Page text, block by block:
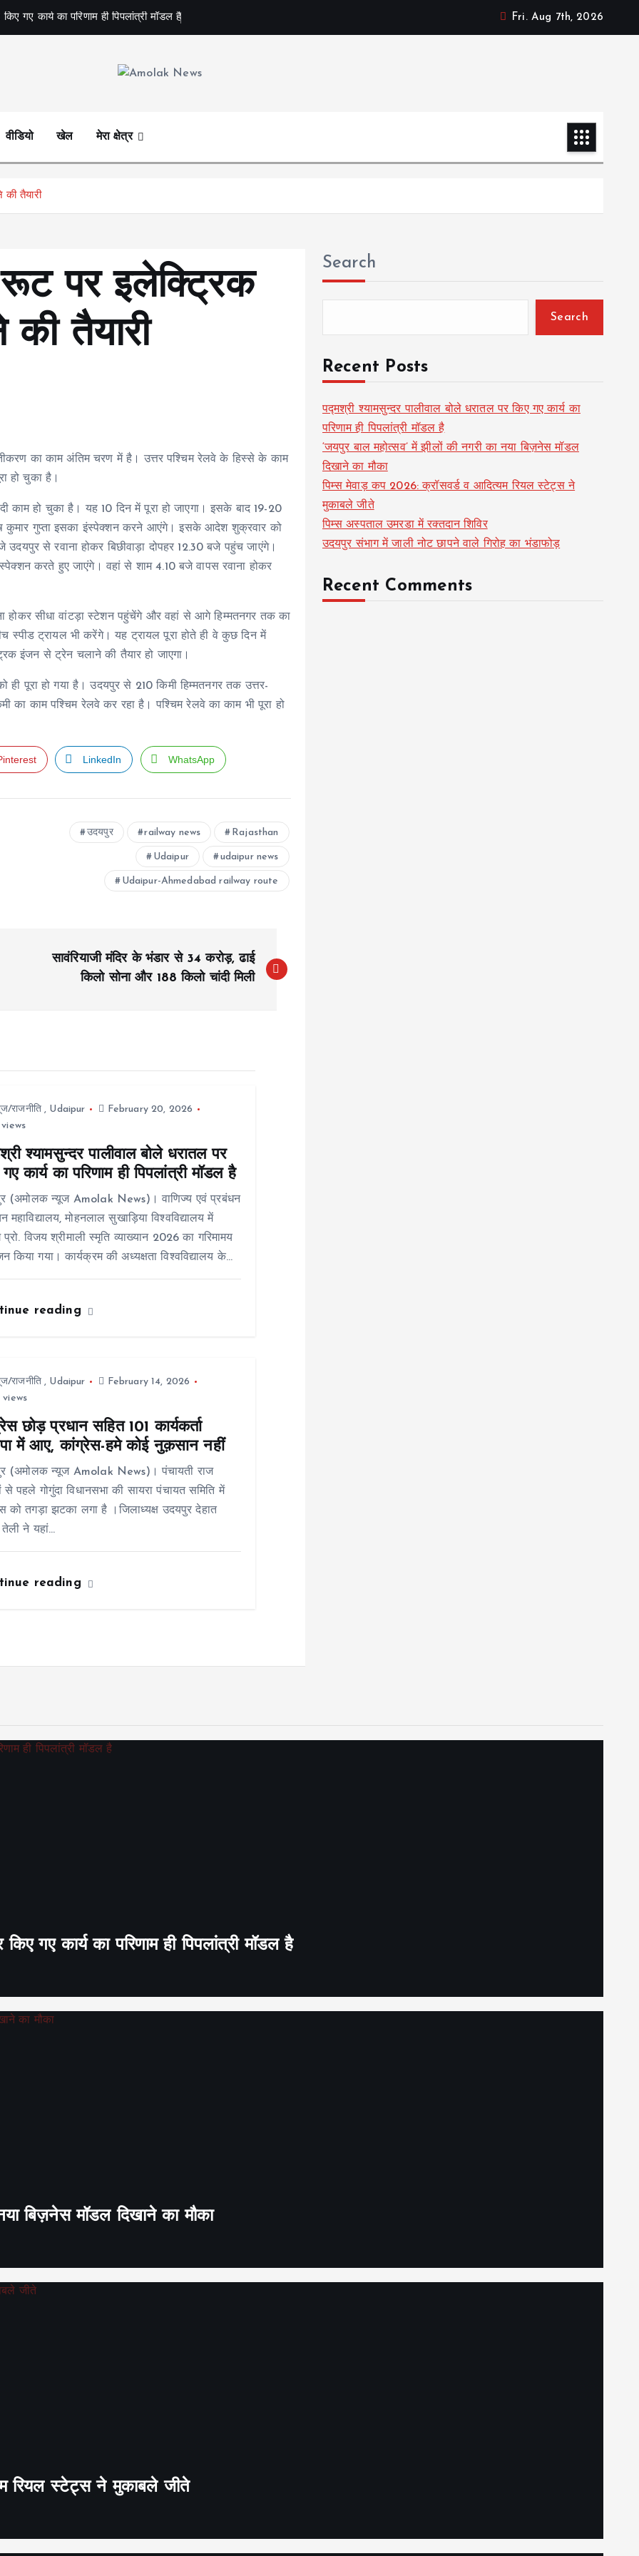
गए कार्य का परिणाम ही पिपलांत्री मॉडल है Fri. Aug 7th, 2026
वीडियो खेल मेरा क्षेत्र
तैयारी
रूट पर इलेक्ट्रिक
तैयारी
का काम अंतिम चरण में है। उत्तर पश्चिम रेलवे के हिस्से के काम
हो चुका है।
काम हो चुका है। यह 10 दिन में पूरा हो जाएगा। इसके बाद 19-20
कुमार गुप्ता इसका इंस्पेक्शन करने आएंगे। इसके आदेश शुक्रवार को
से रवाना होकर बिछीवाड़ा दोपहर 12.30 बजे पहुंच जाएंगे।
करते हुए जाएंगे। वहां से शाम 4.10 बजे वापस रवाना होकर
सीधा वांटड़ा स्टेशन पहुंचेंगे और वहां से आगे हिम्मतनगर तक का
स्पीड ट्रायल भी करेंगे। यह ट्रायल पूरा होते ही वे कुछ दिन में
इंजन से ट्रेन चलाने की तैयार हो जाएगा।
ही पूरा हो गया है। उदयपुर से 210 किमी हिम्मतनगर तक उत्तर-
काम पश्चिम रेलवे कर रहा है। पश्चिम रेलवे का काम भी पूरा हो
LinkedIn WhatsApp
उदयपुर railway news Rajasthan
Udaipur udaipur news
Udaipur-Ahmedabad railway route
सावंरियाजी मंदिर के भंडार से 34 करोड़, ढाई
किलो सोना और 188 किलो चांदी मिली
राजनीति, Udaipur
February 20, 2026
views
श्यामसुन्दर पालीवाल बोले धरातल पर
कार्य का परिणाम ही पिपलांत्री मॉडल है
(अमोलक न्यूज Amolak News)। वाणिज्य एवं प्रबंधन
महाविद्यालय, मोहनलाल सुखाड़िया विश्वविद्यालय में
विजय श्रीमाली स्मृति व्याख्यान 2026 का गरिमामय
किया गया। कार्यक्रम की अध्यक्षता विश्वविद्यालय के…
reading
राजनीति, Udaipur
February 14, 2026
views
छोड़ प्रधान सहित 101 कार्यकर्ता
में आए, कांग्रेस-हमे कोई नुक़सान नहीं
(अमोलक न्यूज Amolak News)। पंचायती राज
से पहले गोगुंदा विधानसभा की सायरा पंचायत समिति में
को तगड़ा झटका लगा है ।जिलाध्यक्ष उदयपुर देहात
तेली ने यहां…
reading
Search
Search
Recent Posts
पद्मश्री श्यामसुन्दर पालीवाल बोले धरातल पर किए गए कार्य का
परिणाम ही पिपलांत्री मॉडल है
‘जयपुर बाल महोत्सव’ में झीलों की नगरी का नया बिज़नेस मॉडल
दिखाने का मौका
पिम्स मेवाड़ कप 2026: क्रॉसवर्ड व आदित्यम रियल स्टेट्स ने
मुकाबले जीते
पिम्स अस्पताल उमरडा में रक्तदान शिविर
उदयपुर संभाग में जाली नोट छापने वाले गिरोह का भंडाफोड़
Recent Comments
गए कार्य का परिणाम ही पिपलांत्री मॉडल है
बिज़नेस मॉडल दिखाने का मौका
रियल स्टेट्स ने मुकाबले जीते